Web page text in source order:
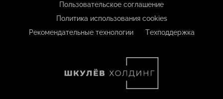
Пользовательское соглашение
Политика использования cookies
Рекомендательные технологии
Техподдержка